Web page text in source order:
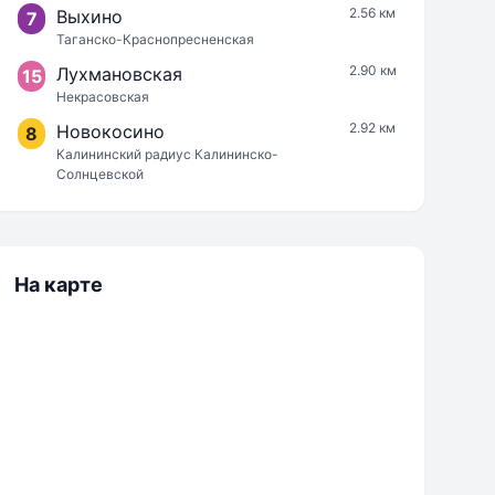
7 Выхино
Таганско-Краснопресненская
2.56 км
15 Лухмановская
Некрасовская
2.90 км
8 Новокосино
Калининский радиус Калининско-
Солнцевской
2.92 км
На карте